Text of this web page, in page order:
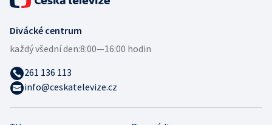
Divácké centrum
každý všední den:8:00—16:00 hodin
261 136 113
info@ceskatelevize.cz